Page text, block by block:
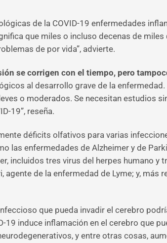
de la COVID-19 enfermedades
que miles o incluso decenas de
de por vida”, advierte.
se corrigen con el tiempo, pero
al desarrollo grave de la
o moderados. Se necesitan estudios
19”, reseña.
déficits olfativos para varias
las enfermedades de Alzheimer y de
incluidos tres virus del herpes humano y
de la enfermedad de Lyme; y, más
que pueda invadir el cerebro
induce inflamación en el cerebro que
y entre otras cosas,